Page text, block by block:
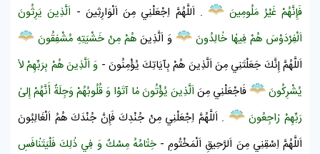
فَإِنَّهُمْ غَيْرُ مَلُومِينَ
. اَللَّهُمَّ اِجْعَلْنِي مِنَ اَلْوَارِثِينَ - اَلَّذِينَ يَرِثُونَ
اَلْفِرْدَوْسَ هُمْ فِيهٰا خٰالِدُونَ
وَ اَلَّذِينَ هُمْ مِنْ خَشْيَتِهِ مُشْفِقُونَ
اَللَّهُمَّ إِنَّكَ جَعَلْتَنِي مِنَ اَلَّذِينَ هُمْ بِآيَاتِكَ يُؤْمِنُونَ - وَ اَلَّذِينَ هُمْ بِرَبِّهِمْ لاٰ
يُشْرِكُونَ
فَاجْعَلْنِي مِنَ اَلَّذِينَ يُؤْتُونَ مٰا آتَوْا وَ قُلُوبُهُمْ وَجِلَةٌ أَنَّهُمْ إِلىٰ
رَبِّهِمْ رٰاجِعُونَ
. اَللَّهُمَّ اِجْعَلْنِي مِنْ جُنْدِكَ فَإِنَّ جُنْدَكَ هُمُ اَلْغَالِبُونَ
اَللَّهُمَّ اِسْقِنِي مِنَ اَلرَّحِيقِ اَلْمَخْتُومِ -خِتٰامُهُ مِسْكٌ وَ فِي ذٰلِكَ فَلْيَتَنٰافَسِ